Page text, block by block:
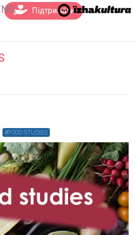
Підтримати
#FOOD STUDIES